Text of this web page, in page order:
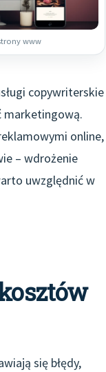
www
copywriterskie
marketingową.
online,
– wdrożenie
uwzględnić w
się błędy,